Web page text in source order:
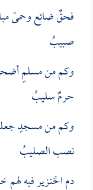
فحقٌ ضائع وحمىً
صبيبُ
وكم من مسلمٍ
حرمٌ سليبُ
وكم من مسجدٍ
نصب الصليبُ
دم الخنـزير فيه